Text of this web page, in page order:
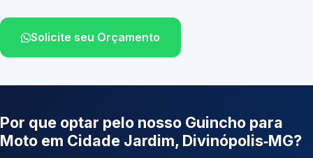
Solicite seu Orçamento
Por que optar pelo nosso Guincho para
Moto em Cidade Jardim, Divinópolis‑MG?